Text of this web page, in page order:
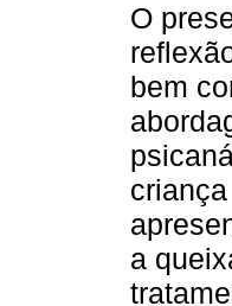
O
bem
a